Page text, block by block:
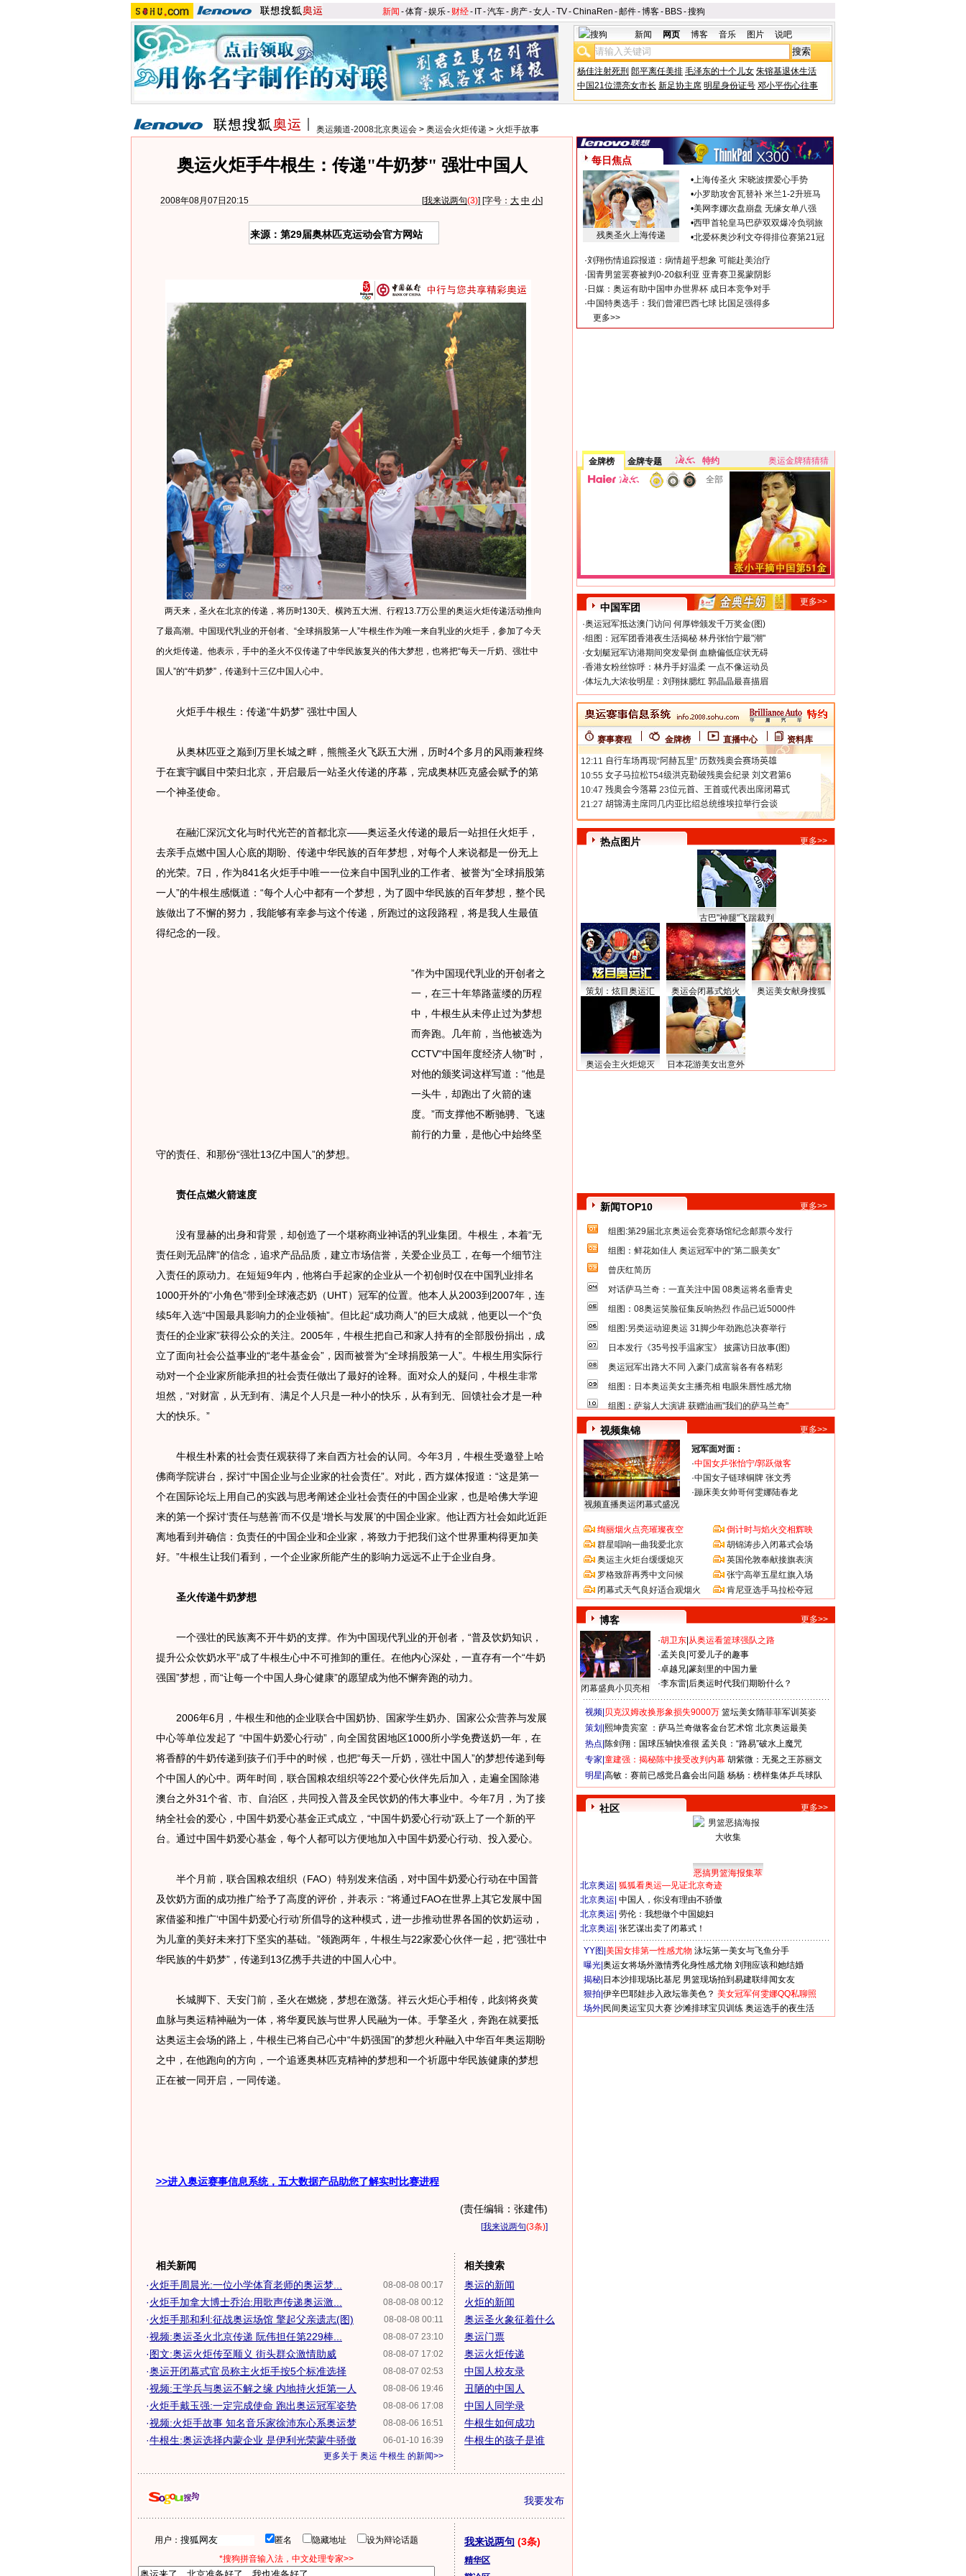
新闻 -体育-娱乐- 财经- IT-汽车- 房产-女人 -TV-ChinaRen -邮件-博客- BBS-搜狗
新闻 网页 博客 音乐 图片 说吧
杨佳注射死刑 郎平离任美排 毛泽东的十个儿女 朱镕基退休生活
中国21位漂亮女市长 新足协主席 明星身份证号 邓小平伤心往事
奥运频道-2008北京奥运会 > 奥运会火炬传递 > 火炬手故事
奥运火炬手牛根生：传递"牛奶梦" 强壮中国人
2008年08月07日20:15 [我来说两句(3)] [字号： 大 中 小]
来源：第29届奥林匹克运动会官方网站
两天来，圣火在北京的传递，将历时130天、横跨五大洲、行程13.7万公里的奥运火炬传递活动推向
了最高潮。中国现代乳业的开创者、“全球捐股第一人”牛根生作为唯一来自乳业的火炬手，参加了今天
的火炬传递。他表示，手中的圣火不仅传递了中华民族复兴的伟大梦想，也将把“每天一斤奶、强壮中
国人”的“牛奶梦”，传递到十三亿中国人心中。
火炬手牛根生：传递“牛奶梦” 强壮中国人
从奥林匹亚之巅到万里长城之畔，熊熊圣火飞跃五大洲，历时4个多月的风雨兼程终
于在寰宇瞩目中荣归北京，开启最后一站圣火传递的序幕，完成奥林匹克盛会赋予的第
一个神圣使命。
在融汇深沉文化与时代光芒的首都北京——奥运圣火传递的最后一站担任火炬手，
去亲手点燃中国人心底的期盼、传递中华民族的百年梦想，对每个人来说都是一份无上
的光荣。7日，作为841名火炬手中唯一一位来自中国乳业的工作者、被誉为“全球捐股第
一人”的牛根生感慨道：“每个人心中都有一个梦想，为了圆中华民族的百年梦想，整个民
族做出了不懈的努力，我能够有幸参与这个传递，所跑过的这段路程，将是我人生最值
得纪念的一段。
”作为中国现代乳业的开创者之
一，在三十年筚路蓝缕的历程
中，牛根生从未停止过为梦想
而奔跑。几年前，当他被选为
CCTV“中国年度经济人物”时，
对他的颁奖词这样写道：“他是
一头牛，却跑出了火箭的速
度。”而支撑他不断驰骋、飞速
前行的力量，是他心中始终坚
守的责任、和那份“强壮13亿中国人”的梦想。
责任点燃火箭速度
没有显赫的出身和背景，却创造了一个堪称商业神话的乳业集团。牛根生，本着“无
责任则无品牌”的信念，追求产品品质，建立市场信誉，关爱企业员工，在每一个细节注
入责任的原动力。在短短9年内，他将白手起家的企业从一个初创时仅在中国乳业排名
1000开外的“小角色”带到全球液态奶（UHT）冠军的位置。他本人从2003到2007年，连
续5年入选“中国最具影响力的企业领袖”。但比起“成功商人”的巨大成就，他更以一个“负
责任的企业家”获得公众的关注。2005年，牛根生把自己和家人持有的全部股份捐出，成
立了面向社会公益事业的“老牛基金会”，因而被誉为“全球捐股第一人”。牛根生用实际行
动对一个企业家所能承担的社会责任做出了最好的诠释。面对众人的疑问，牛根生非常
坦然，“对财富，从无到有、满足个人只是一种小的快乐，从有到无、回馈社会才是一种
大的快乐。”
牛根生朴素的社会责任观获得了来自西方社会的认同。今年3月，牛根生受邀登上哈
佛商学院讲台，探讨“中国企业与企业家的社会责任”。对此，西方媒体报道：“这是第一
个在国际论坛上用自己的实践与思考阐述企业社会责任的中国企业家，也是哈佛大学迎
来的第一个探讨‘责任与慈善’而不仅是‘增长与发展’的中国企业家。他让西方社会如此近距
离地看到并确信：负责任的中国企业和企业家，将致力于把我们这个世界重构得更加美
好。”牛根生让我们看到，一个企业家所能产生的影响力远远不止于企业自身。
圣火传递牛奶梦想
一个强壮的民族离不开牛奶的支撑。作为中国现代乳业的开创者，“普及饮奶知识，
提升公众饮奶水平”成了牛根生心中不可推卸的重任。在他内心深处，一直存有一个“牛奶
强国”梦想，而“让每一个中国人身心健康”的愿望成为他不懈奔跑的动力。
2006年6月，牛根生和他的企业联合中国奶协、国家学生奶办、国家公众营养与发展
中心等单位发起了 “中国牛奶爱心行动”，向全国贫困地区1000所小学免费送奶一年，在
将香醇的牛奶传递到孩子们手中的时候，也把“每天一斤奶，强壮中国人”的梦想传递到每
个中国人的心中。两年时间，联合国粮农组织等22个爱心伙伴先后加入，走遍全国除港
澳台之外31个省、市、自治区，共同投入普及全民饮奶的伟大事业中。今年7月，为了接
纳全社会的爱心，中国牛奶爱心基金正式成立，“中国牛奶爱心行动”跃上了一个新的平
台。通过中国牛奶爱心基金，每个人都可以方便地加入中国牛奶爱心行动、投入爱心。
半个月前，联合国粮农组织（FAO）特别发来信函，对中国牛奶爱心行动在中国普
及饮奶方面的成功推广给予了高度的评价，并表示：“将通过FAO在世界上其它发展中国
家借鉴和推广‘中国牛奶爱心行动’所倡导的这种模式，进一步推动世界各国的饮奶运动，
为儿童的美好未来打下坚实的基础。”领跑两年，牛根生与22家爱心伙伴一起，把“强壮中
华民族的牛奶梦”，传递到13亿携手共进的中国人心中。
长城脚下、天安门前，圣火在燃烧，梦想在激荡。祥云火炬心手相传，此刻将炎黄
血脉与奥运精神融为一体，将华夏民族与世界人民融为一体。手擎圣火，奔跑在就要抵
达奥运主会场的路上，牛根生已将自己心中“牛奶强国”的梦想火种融入中华百年奥运期盼
之中，在他跑向的方向，一个追逐奥林匹克精神的梦想和一个祈愿中华民族健康的梦想
正在被一同开启，一同传递。
>>进入奥运赛事信息系统，五大数据产品助您了解实时比赛进程
(责任编辑：张建伟)
[我来说两句(3条)]
相关新闻
08-08-08 00:17
·火炬手周晨光:一位小学体育老师的奥运梦...
08-08-08 00:12
·火炬手加拿大博士乔治:用歌声传递奥运激...
08-08-08 00:11
·火炬手那和利:征战奥运场馆 擎起父亲遗志(图)
08-08-07 23:10
·视频:奥运圣火北京传递 阮伟担任第229棒...
08-08-07 17:02
·图文:奥运火炬传至顺义 街头群众激情助威
08-08-07 02:53
·奥运开闭幕式官员称主火炬手按5个标准选择
08-08-06 19:46
·视频:王学兵与奥运不解之缘 内地持火炬第一人
08-08-06 17:08
·火炬手戴玉强:一定完成使命 跑出奥运冠军姿势
08-08-06 16:51
·视频:火炬手故事 知名音乐家徐沛东心系奥运梦
06-01-10 16:39
·牛根生:奥运选择内蒙企业 是伊利光荣蒙牛骄傲
更多关于 奥运 牛根生 的新闻>>
相关搜索
奥运的新闻
火炬的新闻
奥运圣火象征着什么
奥运门票
奥运火炬传递
中国人校友录
丑陋的中国人
中国人同学录
牛根生如何成功
牛根生的孩子是谁
我要发布
用户： 匿名 隐藏地址
设为辩论话题
*搜狗拼音输入法，中文处理专家>>
我来说两句 (3条)
精华区
每日焦点
残奥圣火上海传递
•上海传圣火 宋晓波摆爱心手势
•小罗助攻舍瓦替补 米兰1-2升班马
•美网李娜次盘崩盘 无缘女单八强
•西甲首轮皇马巴萨双双爆冷负弱旅
•北爱杯奥沙利文夺得排位赛第21冠
·刘翔伤情追踪报道：病情超乎想象 可能赴美治疗
· 国青男篮罢赛被判0-20叙利亚 亚青赛卫冕蒙阴影
· 日媒：奥运有助中国申办世界杯 成日本竞争对手
·中国特奥选手：我们曾灌巴西七球 比国足强得多
更多>>
金牌榜 金牌专题 特约
奥运金牌猜猜猜
全部
中国军团
更多>>
·奥运冠军抵达澳门访问 何厚铧颁发千万奖金(图)
·组图：冠军团香港夜生活揭秘 林丹张怡宁最"潮"
·女划艇冠军访港期间突发晕倒 血糖偏低症状无碍
·香港女粉丝惊呼：林丹手好温柔 一点不像运动员
·体坛九大浓妆明星：刘翔抹腮红 郭晶晶最喜描眉
赛事赛程 金牌榜 直播中心 资料库
热点图片 更多>>
古巴"神腿"飞踹裁判
策划：炫目奥运汇 奥运会闭幕式焰火 奥运美女献身搜狐
奥运会主火炬熄灭 日本花游美女出意外
新闻TOP10 更多>>
组图:第29届北京奥运会竞赛场馆纪念邮票今发行
组图：鲜花如佳人 奥运冠军中的“第二眼美女”
曾庆红简历
对话萨马兰奇：一直关注中国 08奥运将名垂青史
组图：08奥运笑脸征集反响热烈 作品已近5000件
组图:另类运动迎奥运 31脚少年劲跑总决赛举行
日本发行《35号投手温家宝》 披露访日故事(图)
奥运冠军出路大不同 入豪门成富翁各有各精彩
组图：日本奥运美女主播亮相 电眼朱唇性感尤物
组图：萨翁人大演讲 获赠油画"我们的萨马兰奇"
视频集锦 更多>>
视频直播奥运闭幕式盛况
冠军面对面：
·中国女乒张怡宁/郭跃做客
·中国女子链球铜牌 张文秀
·蹦床美女帅哥何雯娜陆春龙
绚丽烟火点亮璀璨夜空
群星唱响一曲我爱北京
奥运主火炬台缓缓熄灭
罗格致辞再秀中文问候
闭幕式天气良好适合观烟火
倒计时与焰火交相辉映
胡锦涛步入闭幕式会场
英国伦敦奉献接旗表演
张宁高举五星红旗入场
肯尼亚选手马拉松夺冠
博客 更多>>
闭幕盛典小贝亮相
·胡卫东 从奥运看篮球强队之路
·孟关良 可爱儿子的趣事
·卓越兄 篆刻里的中国力量
·李东雷 后奥运时代我们期盼什么？
视频| 贝克汉姆改换形象损失9000万 篮坛美女隋菲菲军训英姿
策划| 熙坤贵宾室 ：萨马兰奇做客金台艺术馆 北京奥运最美
热点| 陈剑翔：国球压轴快准很 孟关良：“路易”破水上魔咒
专家| 童建强：揭秘陈中接受改判内幕 胡紫微：无冕之王苏丽文
明星| 高敏：赛前已感觉吕鑫会出问题 杨杨：榜样集体乒乓球队
社区 更多>>
恶搞男篮海报集萃
北京奥运 狐狐看奥运—见证北京奇迹
北京奥运 中国人，你没有理由不骄傲
北京奥运 劳伦：我想做个中国媳妇
北京奥运 张艺谋出卖了闭幕式！
YY图| 美国女排第一性感尤物 泳坛第一美女与飞鱼分手
曝光| 奥运女将场外激情秀化身性感尤物 刘翔应该和她结婚
揭秘| 日本沙排现场比基尼 男篮现场拍到易建联绯闻女友
狠拍| 伊辛巴耶娃步入政坛靠美色？ 美女冠军何雯娜QQ私聊照
场外| 民间奥运宝贝大赛 沙滩排球宝贝训练 奥运选手的夜生活